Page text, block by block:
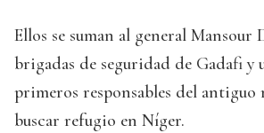
Ellos se suman al general Mansour
brigadas de seguridad de Gadafi y
primeros responsables del
buscar refugio en Níger.